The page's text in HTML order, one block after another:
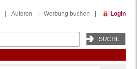
Autoren Werbung buchen Login